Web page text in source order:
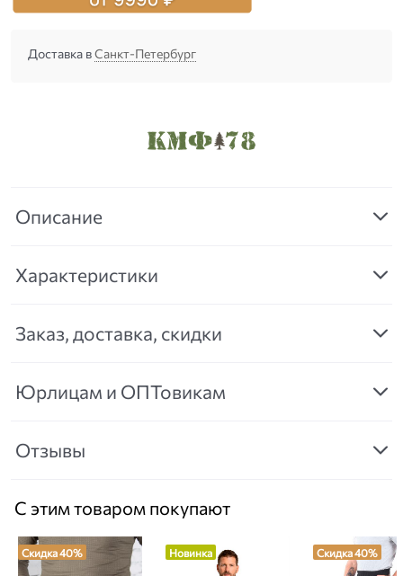
Доставка вСанкт-Петербург
Описание
Характеристики
Заказ, доставка, скидки
Юрлицам и ОПТовикам
Отзывы
С этим товаром покупают
Скидка 40% Новинка Скидка 40%